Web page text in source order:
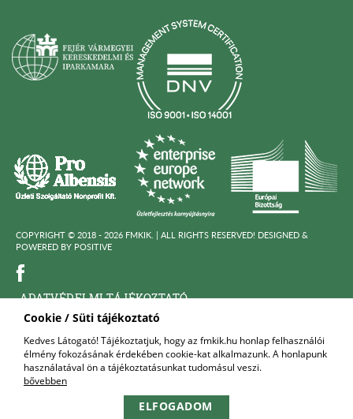
Cookie / Süti tájékoztató
Kedves Látogató! Tájékoztatjuk, hogy az fmkik.hu honlap felhasználói
élmény fokozásának érdekében cookie-kat alkalmazunk. A honlapunk
használatával ön a tájékoztatásunkat tudomásul veszi.
bővebben
ELFOGADOM
COPYRIGHT © 2018 - 2026 FMKIK. | ALL RIGHTS RESERVED! DESIGNED &
POWERED BY POSITIVE
ADATVÉDELMI TÁJÉKOZTATÓ
FELNŐTTKÉPZŐ SZERVEZET